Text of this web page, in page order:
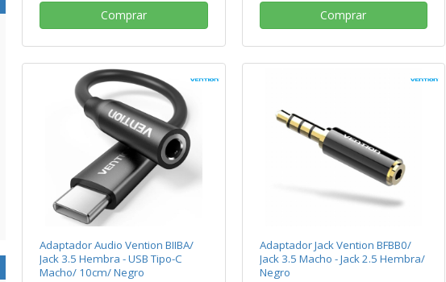
Comprar Comprar
Adaptador Audio Vention BIIBA/
Jack 3.5 Hembra - USB Tipo-C
Macho/ 10cm/ Negro
Adaptador Jack Vention BFBB0/
Jack 3.5 Macho - Jack 2.5 Hembra/
Negro